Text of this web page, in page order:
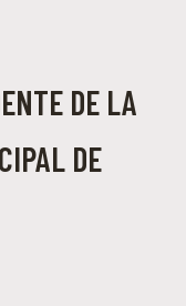
DE LA
DE